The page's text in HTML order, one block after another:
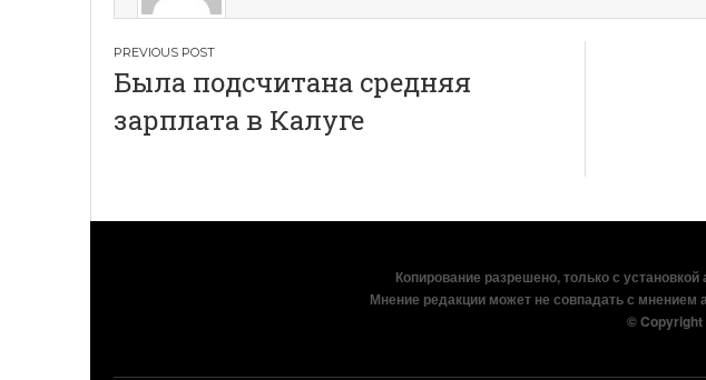
Навигация
по
записям
Была подсчитана средняя
зарплата в Калуге
Копирование разрешено, только с
Мнение редакции может не совпадать с
© Copyright